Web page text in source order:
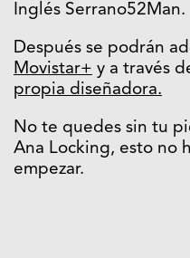
Inglés Serrano52Man.
Después se podrán
Movistar+ y a través
propia diseñadora.
No te quedes sin tu
Ana Locking, esto no
empezar.